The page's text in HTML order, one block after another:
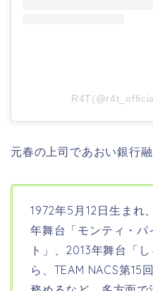
元春の上司であおい銀行融
1972年5月12日生まれ
年舞台「モンティ・パ
ト」、2013年舞台「
ら、TEAM NACS第15